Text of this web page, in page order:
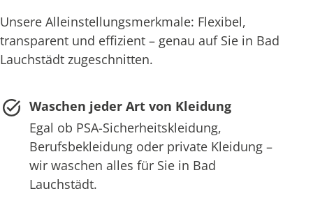
Unsere Alleinstellungsmerkmale: Flexibel,
transparent und effizient – genau auf Sie in Bad
Lauchstädt zugeschnitten.
Waschen jeder Art von Kleidung
Egal ob PSA-Sicherheitskleidung,
Berufsbekleidung oder private Kleidung –
wir waschen alles für Sie in Bad
Lauchstädt.